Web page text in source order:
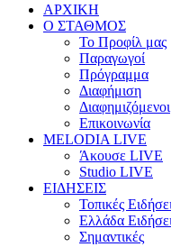
ΑΡΧΙΚΗ
Ο ΣΤΑΘΜΟΣ
Το Προφίλ μας
Παραγωγοί
Πρόγραμμα
Διαφήμιση
Διαφημιζόμενοι
Επικοινωνία
MELODIA LIVE
Άκουσε LIVE
Studio LIVE
ΕΙΔΗΣΕΙΣ
Τοπικές
Ελλάδα
Σημαντικές